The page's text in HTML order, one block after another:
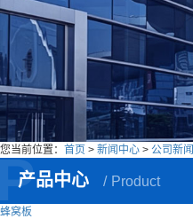
您当前位置： 首页 > 新闻中心 > 公司新闻
产品中心 Product
蜂窝板